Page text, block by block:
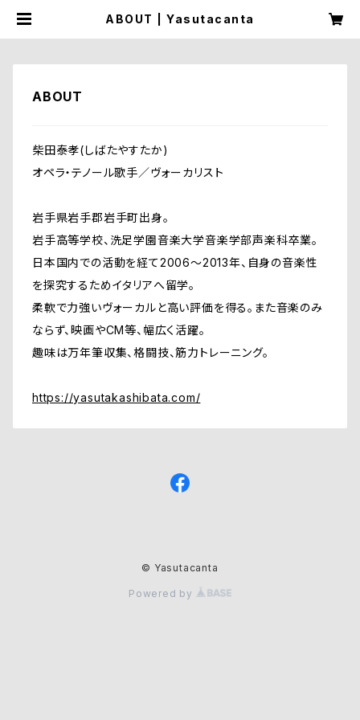
ABOUT | Yasutacanta
ABOUT
柴田泰孝(しばたやすたか)
オペラ・テノール歌手／ヴォーカリスト
岩手県岩手郡岩手町出身。
岩手高等学校、洗足学園音楽大学音楽学部声楽科卒業。
日本国内での活動を経て2006～2013年、自身の音楽性
を探究するためイタリアへ留学。
柔軟で力強いヴォーカルと高い評価を得る。また音楽のみ
ならず、映画やCM等、幅広く活躍。
趣味は万年筆収集、格闘技、筋力トレーニング。
https://yasutakashibata.com/
© Yasutacanta
Powered by